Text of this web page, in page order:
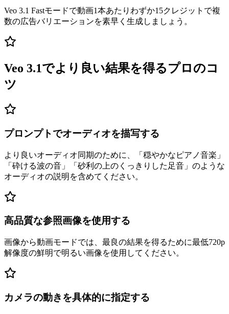
Veo 3.1 Fastモードで動画1本あたりわずか15クレジットで複
数の広告バリエーションを素早く生成しましょう。
Veo 3.1でより良い結果を得るプロのコ
ツ
プロンプトでオーディオを描写する
より良いオーディオ同期のために、「穏やかなピアノ音楽」
「砕ける波の音」「砂利の上のくっきりした足音」のような
オーディオの説明を含めてください。
高品質な参照画像を使用する
画像から動画モードでは、最良の結果を得るために最低720p
解像度の鮮明で明るい画像を使用してください。
カメラの動きを具体的に指定する